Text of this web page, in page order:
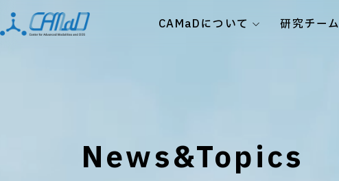
CAMaDについて 研究チーム
News&Topics